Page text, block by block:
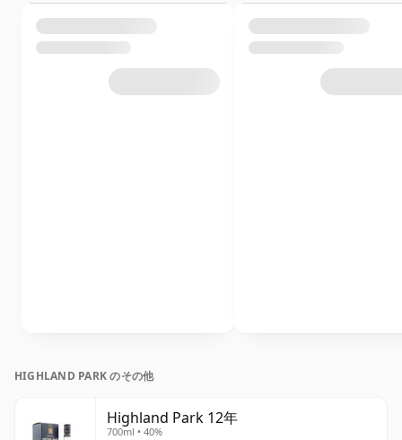
HIGHLAND PARK のその他
Highland Park 12年
700ml • 40%